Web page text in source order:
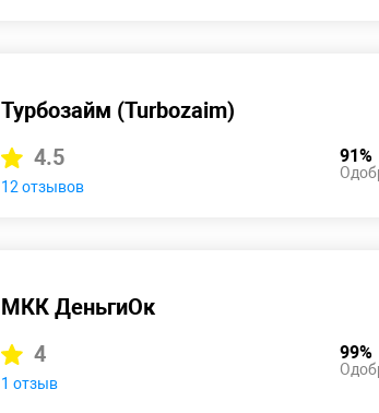
Турбозайм (Turbozaim)
4.5
12 отзывов
91%
МКК ДеньгиОк
4
1 отзыв
99%